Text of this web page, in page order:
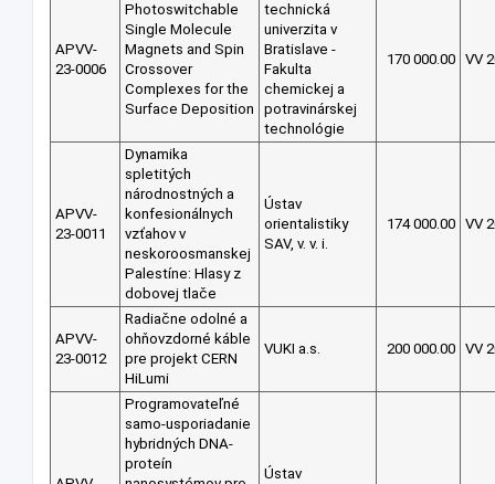
APVV-
23-0006
Photoswitchable
Single Molecule
Magnets and Spin
Crossover
Complexes for the
Surface Deposition
technická
univerzita v
Bratislave -
Fakulta
chemickej a
potravinárskej
technológie
170 000.00 VV
APVV-
23-0011
Dynamika
spletitých
národnostných a
konfesionálnych
vzťahov v
neskoroosmanskej
Palestíne: Hlasy z
dobovej tlače
Ústav
orientalistiky
SAV, v. v. i.
174 000.00 VV
APVV-
23-0012
Radiačne odolné a
ohňovzdorné káble
pre projekt CERN
HiLumi
VUKI a.s. 200 000.00 VV
Programovateľné
samo-usporiadanie
hybridných DNA-
proteín
Ústav